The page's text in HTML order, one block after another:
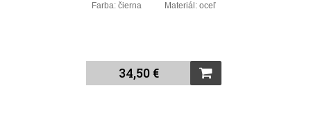
Farba: čierna Materiál: oceľ
34,50 €